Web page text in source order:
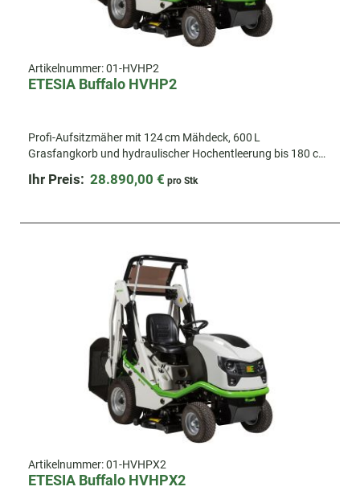
Artikelnummer:01-HVHP2
ETESIA Buffalo HVHP2
Profi-Aufsitzmäher mit 124 cm Mähdeck, 600 L
Grasfangkorb und hydraulischer Hochentleerung bis 180 cm.
Ihr Preis: 28.890,00 € pro Stk
Artikelnummer:01-HVHPX2
ETESIA Buffalo HVHPX2